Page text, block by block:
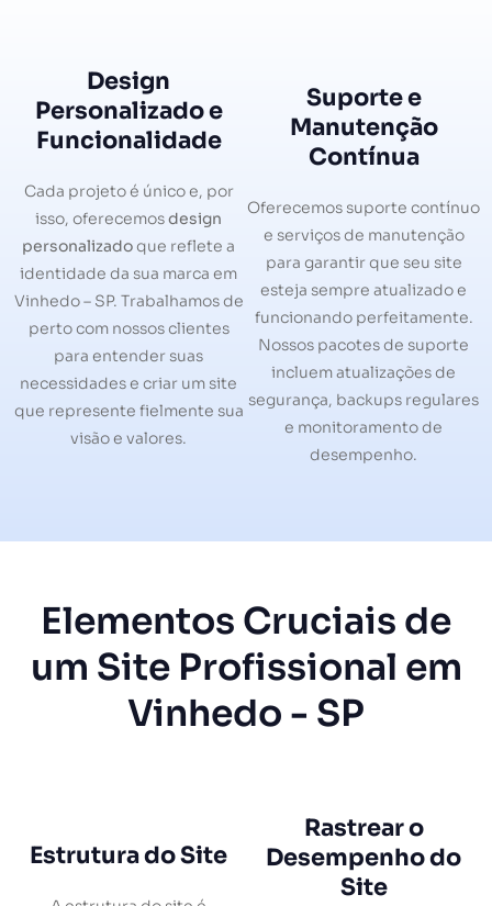
Design
Personalizado e
Funcionalidade
Cada projeto é único e, por
isso, oferecemosdesign
personalizadoque reflete a
identidade da sua marca em
Vinhedo – SP. Trabalhamos de
perto com nossos clientes
para entender suas
necessidades e criar um site
que represente fielmente sua
visão e valores.
Suporte e
Manutenção
Contínua
Oferecemos suporte contínuo
e serviços de manutenção
para garantir que seu site
esteja sempre atualizado e
funcionando perfeitamente.
Nossos pacotes de suporte
incluem atualizações de
segurança, backups regulares
e monitoramento de
desempenho.
Elementos Cruciais de
um Site Profissional em
Vinhedo - SP
Estrutura do Site
Rastrear o
Desempenho do
Site